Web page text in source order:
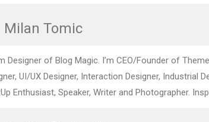
Milan Tomic
Designer of Blog Magic. I’m CEO/Founder of
UI/UX Designer, Interaction Designer, Industrial
Enthusiast, Speaker, Writer and Photographer.